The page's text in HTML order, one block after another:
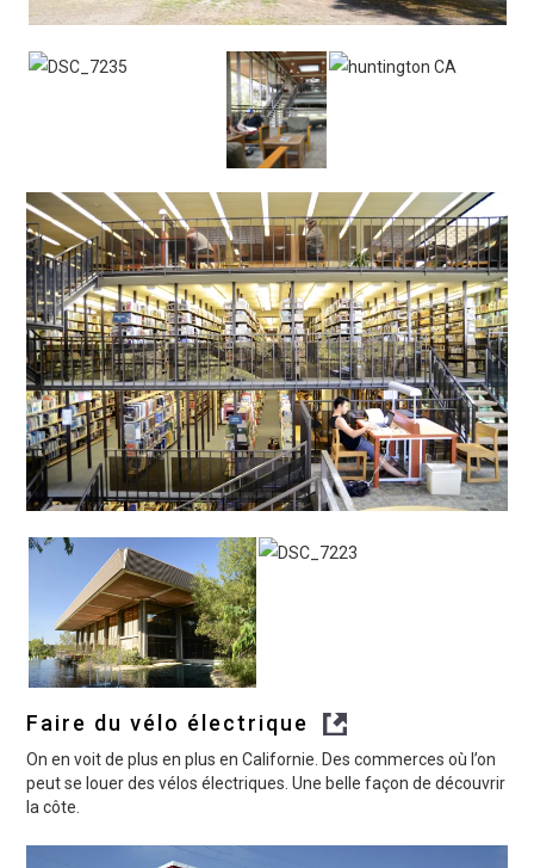
Faire du vélo électrique
On en voit de plus en plus en Californie. Des commerces où l’on
peut se louer des vélos électriques. Une belle façon de découvrir
la côte.